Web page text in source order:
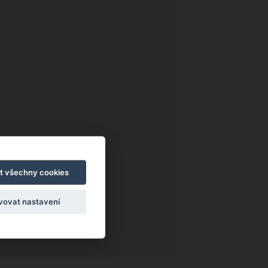
všechny cookies
nastavení